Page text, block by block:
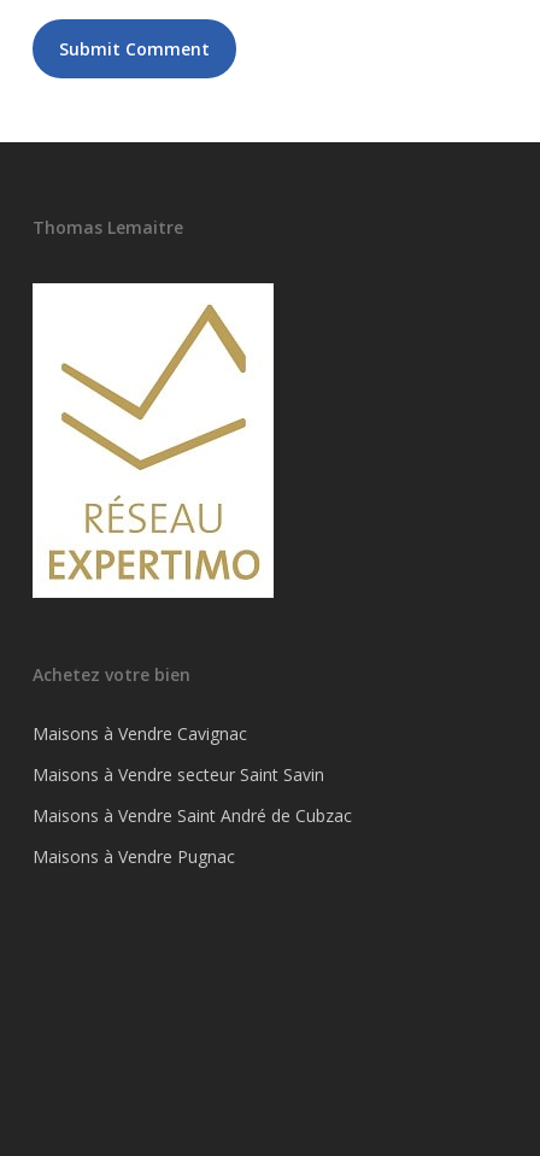
Thomas Lemaitre
Achetez votre bien
Maisons à Vendre Cavignac
Maisons à Vendre secteur Saint Savin
Maisons à Vendre Saint André de Cubzac
Maisons à Vendre Pugnac